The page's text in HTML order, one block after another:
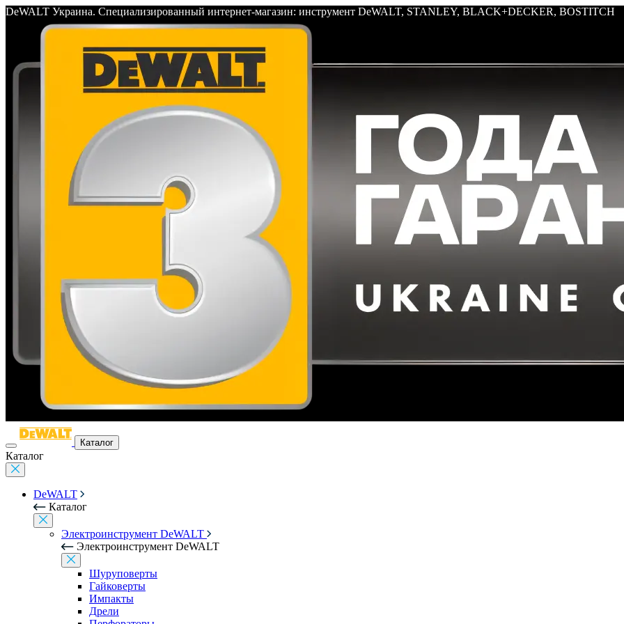
DeWALT Украина. Специализированный интернет-магазин: инструмент DeWALT, STANLEY, BLACK+DECKER, BOSTITCH
Каталог
Каталог
DeWALT
Каталог
Электроинструмент DeWALT
Электроинструмент DeWALT
Шуруповерты
Гайковерты
Импакты
Дрели